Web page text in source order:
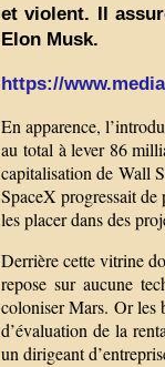
et violent. Il
Elon Musk.
https://
En apparence,
au total à lever 86
capitalisation de Wall
SpaceX progressait de
les placer dans des
Derrière cette vitrine
repose sur aucune
coloniser Mars. Or les
d’évaluation de la
un dirigeant